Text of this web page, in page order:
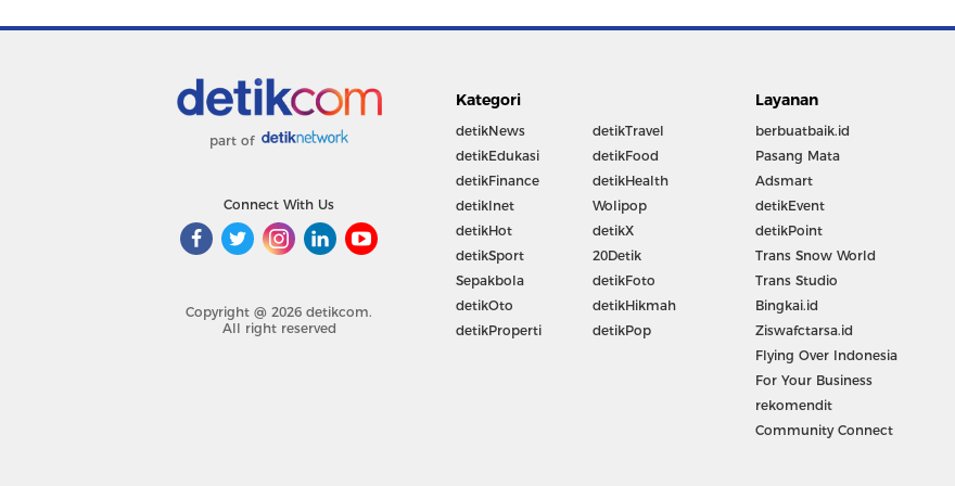
part of
Connect With Us
Copyright @ 2026 detikcom.
All right reserved
Kategori
detikNews
detikEdukasi
detikFinance
detikInet
detikHot
detikSport
Sepakbola
detikOto
detikProperti
detikTravel
detikFood
detikHealth
Wolipop
detikX
20Detik
detikFoto
detikHikmah
detikPop
Layanan
berbuatbaik.id
Pasang Mata
Adsmart
detikEvent
detikPoint
Trans Snow World
Trans Studio
Bingkai.id
Ziswafctarsa.id
Flying Over Indonesia
For Your Business
rekomendit
Community Connect